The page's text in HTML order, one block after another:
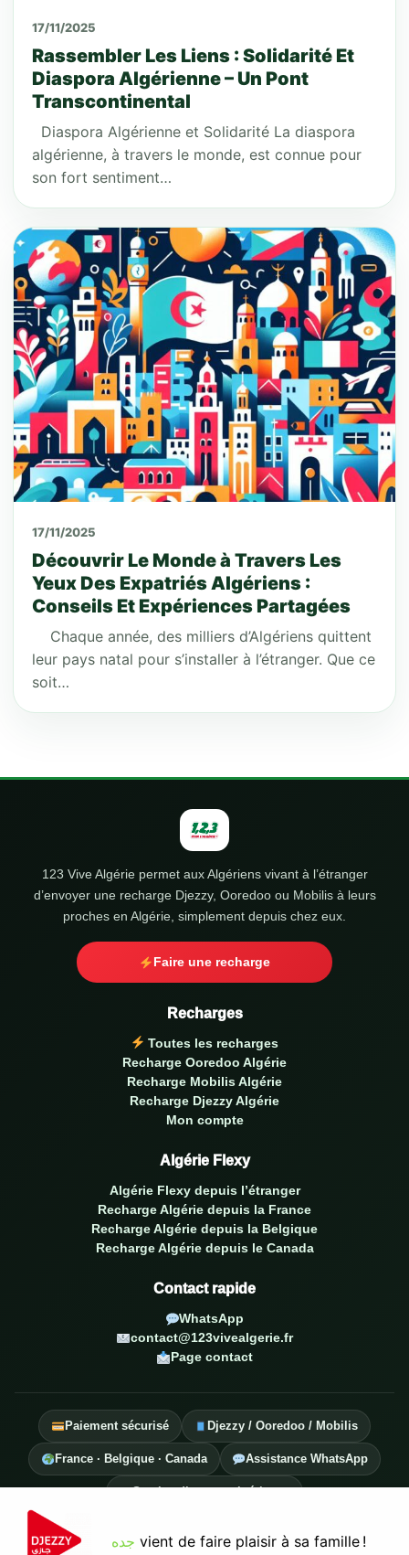
17/11/2025
Rassembler Les Liens : Solidarité Et
Diaspora Algérienne – Un Pont
Transcontinental
Diaspora Algérienne et Solidarité La diaspora
algérienne, à travers le monde, est connue pour
son fort sentiment…
17/11/2025
Découvrir Le Monde à Travers Les
Yeux Des Expatriés Algériens :
Conseils Et Expériences Partagées
Chaque année, des milliers d’Algériens quittent
leur pays natal pour s’installer à l’étranger. Que ce
soit…
123 Vive Algérie permet aux Algériens vivant à l’étranger
d’envoyer une recharge Djezzy, Ooredoo ou Mobilis à leurs
proches en Algérie, simplement depuis chez eux.
Faire une recharge
Recharges
Toutes les recharges
Recharge Ooredoo Algérie
Recharge Mobilis Algérie
Recharge Djezzy Algérie
Mon compte
Algérie Flexy
Algérie Flexy depuis l’étranger
Recharge Algérie depuis la France
Recharge Algérie depuis la Belgique
Recharge Algérie depuis le Canada
Contact rapide
WhatsApp
contact@123vivealgerie.fr
Page contact
Paiement sécurisé Djezzy / Ooredoo / Mobilis
France · Belgique · Canada Assistance WhatsApp
© 2026 123 Vive Algérie — Tous droits réservés.